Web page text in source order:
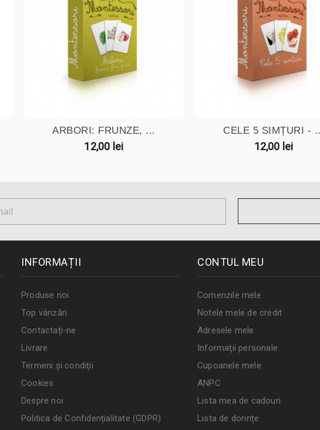
ARBORI: FRUNZE, ...
12,00 lei
CELE 5 SIMȚURI -
12,00 lei
INFORMAȚII
Produse noi
Top vânzări
Contactați-ne
Livrare
Termeni și condiții
Cookies
Despre noi
Politica de Confidențialitate (GDPR)
CONTUL MEU
Comenzile mele
Notele mele de credit
Adresele mele
Informaţii personale
Cupoanele mele
ANPC
Lista mea de cadouri
Lista de dorințe